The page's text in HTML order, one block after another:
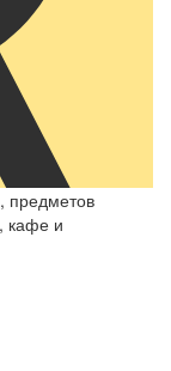
предметов
кафе и